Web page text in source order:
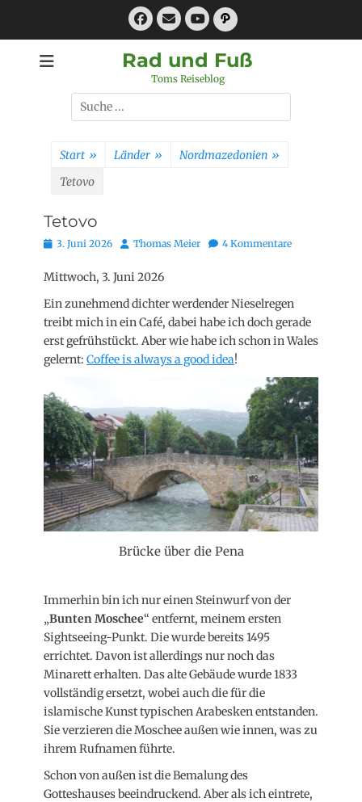
Facebook
E-
MailYouTube
Pfad
Rad und Fuß
Toms Reiseblog
Suchen
nach:
Start » Länder » Nordmazedonien »
Tetovo
Tetovo
Posted
3. Juni 2026 AutorThomas Meier 4 Kommentare
Mittwoch, 3. Juni 2026
Ein zunehmend dichter werdender Nieselregen
treibt mich in ein Café, dabei habe ich doch gerade
erst gefrühstückt. Aber wie habe ich schon in Wales
gelernt: Coffee is always a good idea!
Brücke über die Pena
Immerhin bin ich nur einen Steinwurf von der
„Bunten Moschee“ entfernt, meinem ersten
Sightseeing-Punkt. Die wurde bereits 1495
errichtet. Davon ist allerdings nur noch das
Minarett erhalten. Das alte Gebäude wurde 1833
vollständig ersetzt, wobei auch die für die
islamische Kunst typischen Arabesken entstanden.
Sie verzieren die Moschee außen wie innen, was zu
ihrem Rufnamen führte.
Schon von außen ist die Bemalung des
Gotteshauses beeindruckend. Aber als ich eintrete,